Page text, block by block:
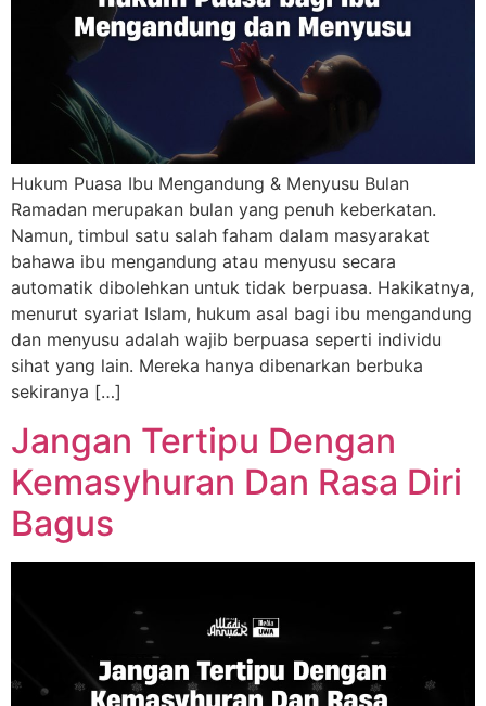
Hukum Puasa Ibu Mengandung & Menyusu Bulan
Ramadan merupakan bulan yang penuh keberkatan.
Namun, timbul satu salah faham dalam masyarakat
bahawa ibu mengandung atau menyusu secara
automatik dibolehkan untuk tidak berpuasa. Hakikatnya,
menurut syariat Islam, hukum asal bagi ibu mengandung
dan menyusu adalah wajib berpuasa seperti individu
sihat yang lain. Mereka hanya dibenarkan berbuka
sekiranya […]
Jangan Tertipu Dengan
Kemasyhuran Dan Rasa Diri
Bagus